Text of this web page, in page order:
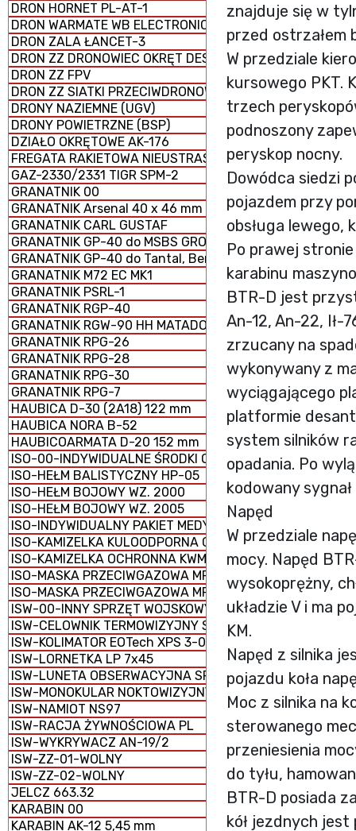
DRON HORNET PL-AT-1
DRON WARMATE WB ELECTRONICS
DRON ZALA ŁANCET-3
DRON ZZ DRONOWIEC OKRĘT DESANTOWY
DRON ZZ FPV
DRON ZZ SIATKI PRZECIWDRONOWE (antydronowe)
DRONY NAZIEMNE (UGV)
DRONY POWIETRZNE (BSP)
DZIAŁO OKRĘTOWE AK-176
FREGATA RAKIETOWA NIEUSTRASZYMYJ
GAZ-2330/2331 TIGR SPM-2
GRANATNIK 00
GRANATNIK Arsenal 40 x 46 mm
GRANATNIK CARL GUSTAF
GRANATNIK GP-40 do MSBS GROT
GRANATNIK GP-40 do Tantal, Beryl, AKM i GS-40
GRANATNIK M72 EC MK1
GRANATNIK PSRL-1
GRANATNIK RGP-40
GRANATNIK RGW-90 HH MATADOR
GRANATNIK RPG-26
GRANATNIK RPG-28
GRANATNIK RPG-30
GRANATNIK RPG-7
HAUBICA D-30 (2A18) 122 mm
HAUBICA NORA B-52
HAUBICOARMATA D-20 152 mm
ISO-00-INDYWIDUALNE ŚRODKI OCHRONY
ISO-HEŁM BALISTYCZNY HP-05
ISO-HEŁM BOJOWY WZ. 2000
ISO-HEŁM BOJOWY WZ. 2005
ISO-INDYWIDUALNY PAKIET MEDYCZNY IPMED 45 WP
ISO-KAMIZELKA KULOODPORNA GRYF PLATE CARRIER
ISO-KAMIZELKA OCHRONNA KWM-02
ISO-MASKA PRZECIWGAZOWA MP-5
ISO-MASKA PRZECIWGAZOWA MP-6
ISW-00-INNY SPRZĘT WOJSKOWY
ISW-CELOWNIK TERMOWIZYJNY SCT-RUBIN
ISW-KOLIMATOR EOTech XPS 3-0
ISW-LORNETKA LP 7x45
ISW-LUNETA OBSERWACYJNA SPOTTER 60
ISW-MONOKULAR NOKTOWIZYJNY MU-3M KOLIBER
ISW-NAMIOT NS97
ISW-RACJA ŻYWNOŚCIOWA PL
ISW-WYKRYWACZ AN-19/2
ISW-ZZ-01-WOLNY
ISW-ZZ-02-WOLNY
JELCZ 663.32
KARABIN 00
KARABIN AK-12 5,45 mm
znajduje się w
przed ostrzałem
W przedziale
kursowego PKT.
trzech
podnoszony
peryskop nocny.
Dowódca siedzi
pojazdem przy
obsługa lewego,
Po prawej
karabinu
BTR-D jest
An-12, An-22, Ił-
zrzucany na
wykonywany z
wyciągającego
platformie
system silników
opadania. Po
kodowany
Napęd
W przedziale
mocy. Napęd
wysokoprężny,
układzie V i ma
KM.
Napęd z silnika
pojazdu koła
Moc z silnika na
sterowanego
przeniesienia
do tyłu,
BTR-D posiada
kół jezdnych